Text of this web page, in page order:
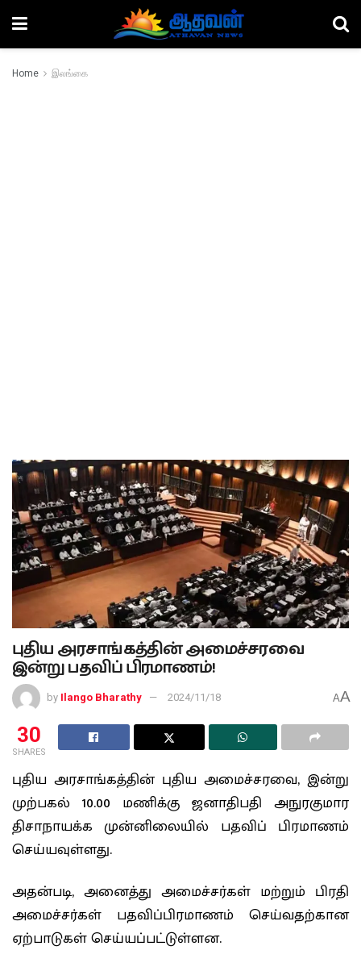
Home இலங்கை
புதிய அரசாங்கத்தின் அமைச்சரவை
இன்று பதவிப் பிரமாணம்!
by Ilango Bharathy 2024/11/18 AA
30
SHARES
புதிய அரசாங்கத்தின் புதிய அமைச்சரவை, இன்று
முற்பகல் 10.00 மணிக்கு ஜனாதிபதி அநுரகுமார
திசாநாயக்க முன்னிலையில் பதவிப் பிரமாணம்
செய்யவுள்ளது.
அதன்படி, அனைத்து அமைச்சர்கள் மற்றும் பிரதி
அமைச்சர்கள் பதவிப்பிரமாணம் செய்வதற்கான
ஏற்பாடுகள் செய்யப்பட்டுள்ளன.